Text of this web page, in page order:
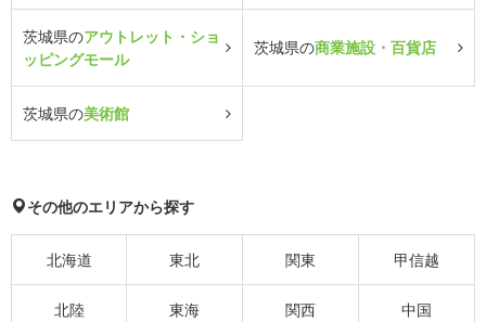
茨城県のアウトレット・ショ
ッピングモール
茨城県の商業施設・百貨店
茨城県の美術館
その他のエリアから探す
北海道 東北 関東 甲信越
北陸 東海 関西 中国